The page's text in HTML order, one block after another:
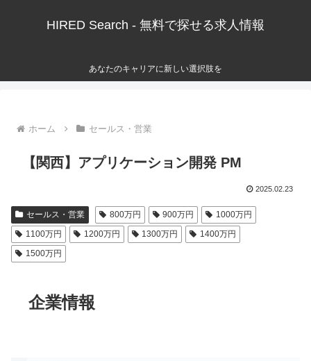
HIRED Search - 無料で探せる求人情報
あなたのキャリアに新しい選択肢を
ホーム セールス・営業
【関西】アプリケーション開発 PM
2025.02.23
セールス・営業 800万円 900万円
1000万円
1100万円
1200万円 1300万円
1400万円
1500万円
企業情報